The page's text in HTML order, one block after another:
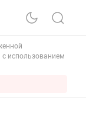
с использованием